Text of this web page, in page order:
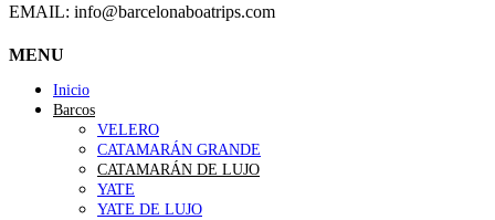
EMAIL: info@barcelonaboatrips.com
MENU
Inicio
Barcos
VELERO
CATAMARÁN GRANDE
CATAMARÁN DE LUJO
YATE
YATE DE LUJO